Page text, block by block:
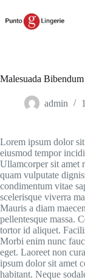
al
contenido
Malesuada
admin
Lorem ipsum dolor
eiusmod tempor
Ullamcorper sit amet
quam vulputate
condimentum vitae
scelerisque viverra
Mauris a diam
pellentesque massa.
tortor id aliquet.
Morbi enim nunc
eget. Laoreet non
ipsum dolor sit amet
habitant. Neque